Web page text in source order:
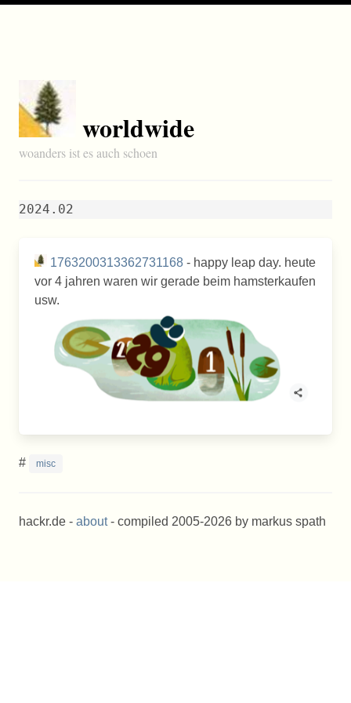
worldwide
woanders ist es auch schoen
2024.02
1763200313362731168 - happy leap day. heute
vor 4 jahren waren wir gerade beim hamsterkaufen
usw.
# misc
hackr.de - about- compiled 2005-2026 by markus spath